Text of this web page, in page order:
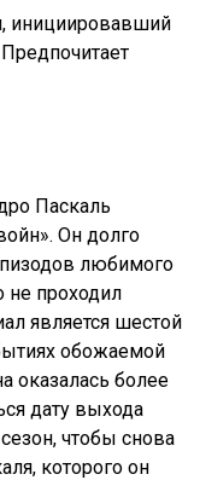
инициировавший
Паскаль
Он долго
любимого
проходил
является шестой
обожаемой
оказалась более
дату выхода
чтобы снова
которого он